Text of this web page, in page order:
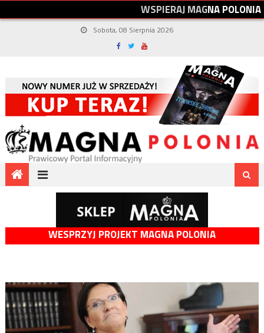
WSPIERAJMAGNAPOLONIA
Sobota, 08 Sierpnia 2026
WESPRZYJ PROJEKT MAGNA POLONIA